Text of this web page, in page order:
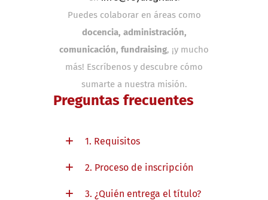
Puedes colaborar en áreas como
docencia, administración,
comunicación, fundraising, ¡y mucho
más! Escríbenos y descubre cómo
sumarte a nuestra misión.
Preguntas frecuentes
1. Requisitos
2. Proceso de inscripción
3. ¿Quién entrega el título?